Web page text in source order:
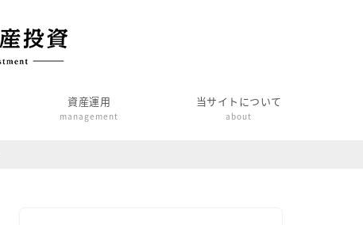
資産運用
management
当サイトについて
about